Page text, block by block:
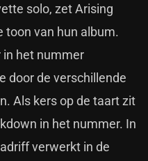
solo, zet Arising
toon van hun album.
in het nummer
door de verschillende
Als kers op de taart zit
in het nummer. In
verwerkt in de